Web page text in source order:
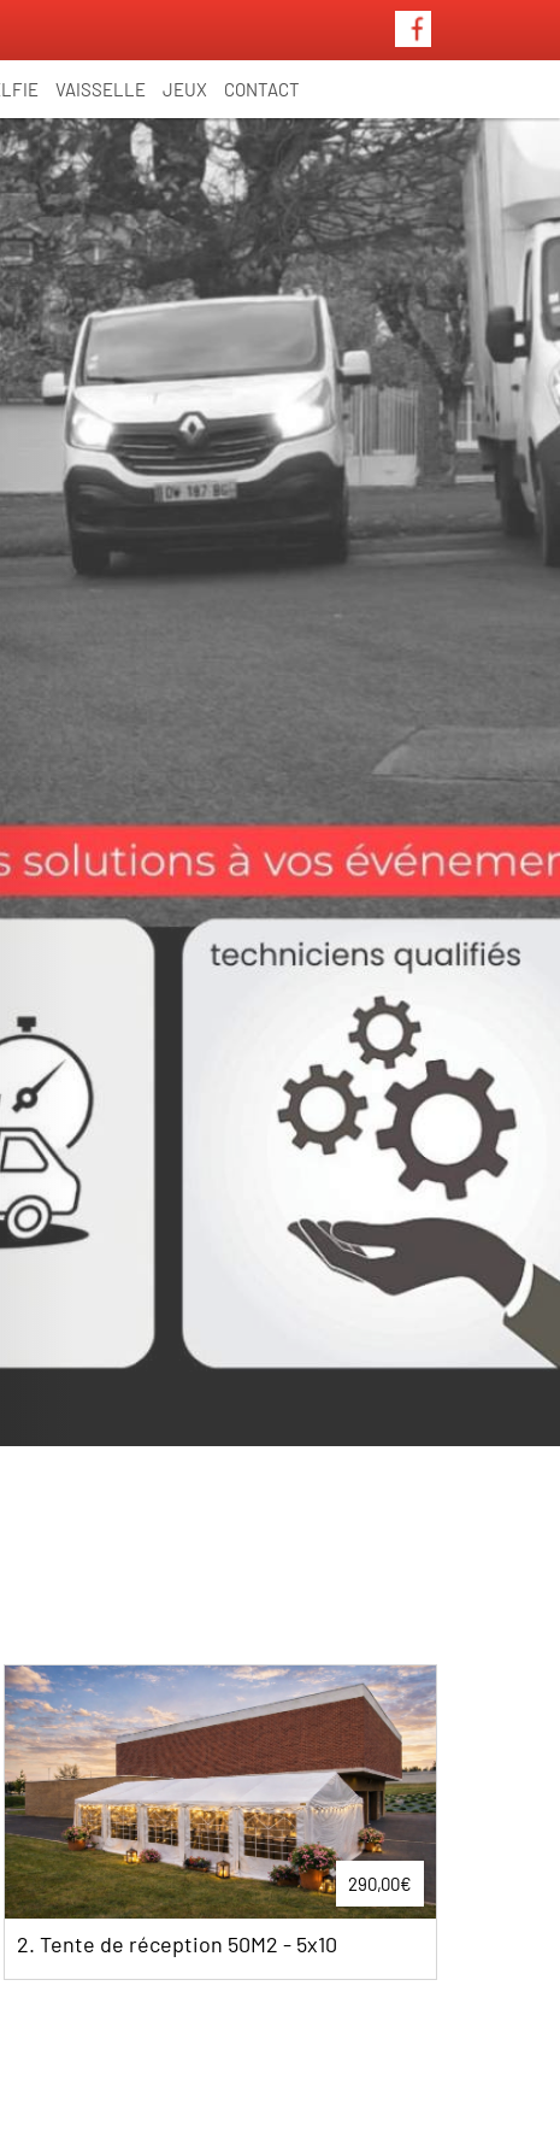
VAISSELLE JEUX CONTACT
2.Chaise Cross Back - bois chêne